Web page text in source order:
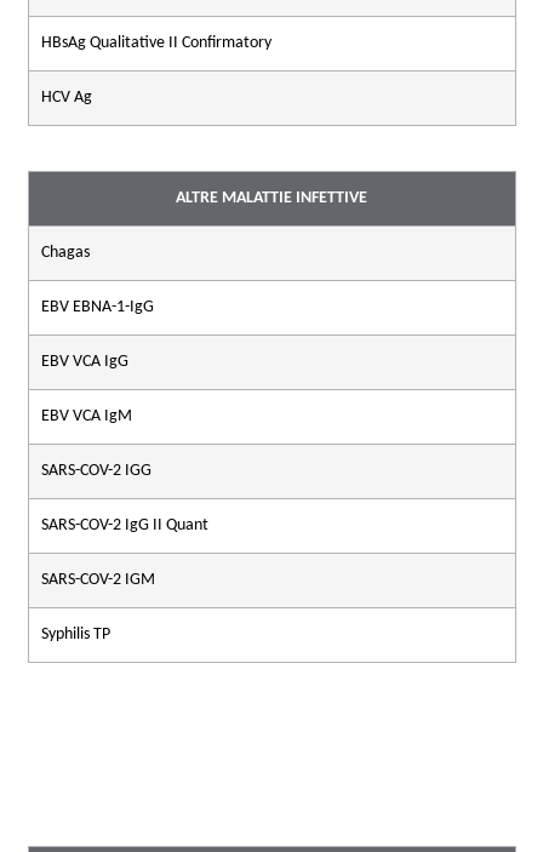
HBsAg Qualitative II Confirmatory
HCV Ag
ALTRE MALATTIE INFETTIVE
Chagas
EBV EBNA-1-IgG
EBV VCA IgG
EBV VCA IgM
SARS-COV-2 IGG
SARS-COV-2 IgG II Quant
SARS-COV-2 IGM
Syphilis TP